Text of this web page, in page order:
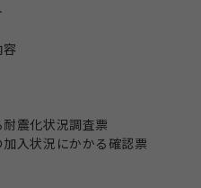
容
震化状況調査票
入状況にかかる確認票